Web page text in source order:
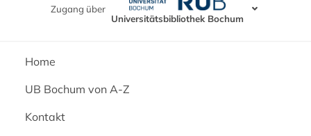
Zugang über
Universitätsbibliothek Bochum
Home
UB Bochum von A-Z
Kontakt